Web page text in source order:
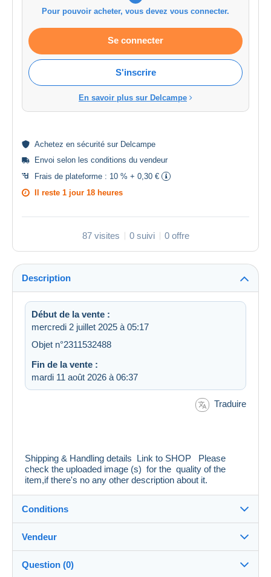
Pour pouvoir acheter, vous devez vous connecter.
Se connecter
S'inscrire
En savoir plus sur Delcampe
Achetez en sécurité sur Delcampe
Envoi selon les conditions du vendeur
Frais de plateforme : 10 % + 0,30 €
Il reste 1 jour 18 heures
87 visites 0 suivi 0 offre
Description
Début de la vente :
mercredi 2 juillet 2025 à 05:17
Objet n°2311532488
Fin de la vente :
mardi 11 août 2026 à 06:37
Traduire
Shipping & Handling details Link to SHOP Please
check the uploaded image (s) for the quality of the
item,if there's no any other description about it.
Conditions
Destination :
Voir la liste des pays
Vendeur
Question (0)